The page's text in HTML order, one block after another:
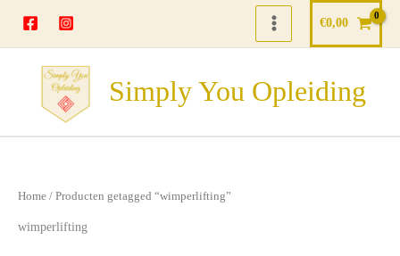
de
€0,00
Simply You Opleiding
Home / Producten getagged “wimperlifting”
wimperlifting